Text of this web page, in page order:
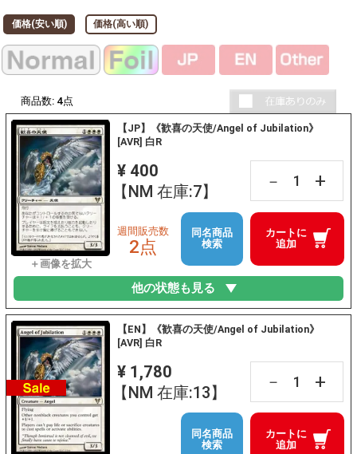
価格(安い順) 価格(高い順)
商品数: 4点
【JP】《歓喜の天使/Angel of Jubilation》
[AVR] 白R
¥ 400
【NM 在庫:7】
－ +
カートに
追加
週間販売数
2点
同名商品
検索
他の状態も見る
【EN】《歓喜の天使/Angel of Jubilation》
[AVR] 白R
¥ 1,780
【NM 在庫:13】
－ +
カートに
追加
同名商品
検索